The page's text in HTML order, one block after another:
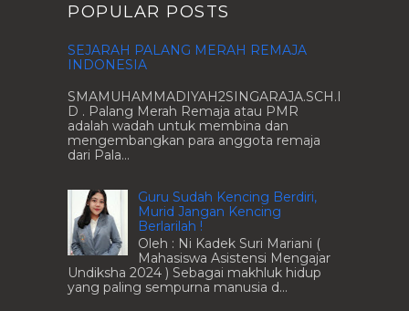
POPULAR POSTS
SEJARAH PALANG MERAH REMAJA
INDONESIA
SMAMUHAMMADIYAH2SINGARAJA.SCH.I
D . Palang Merah Remaja atau PMR
adalah wadah untuk membina dan
mengembangkan para anggota remaja
dari Pala...
Guru Sudah Kencing Berdiri,
Murid Jangan Kencing
Berlarilah !
Oleh : Ni Kadek Suri Mariani (
Mahasiswa Asistensi Mengajar
Undiksha 2024 ) Sebagai makhluk hidup
yang paling sempurna manusia d...